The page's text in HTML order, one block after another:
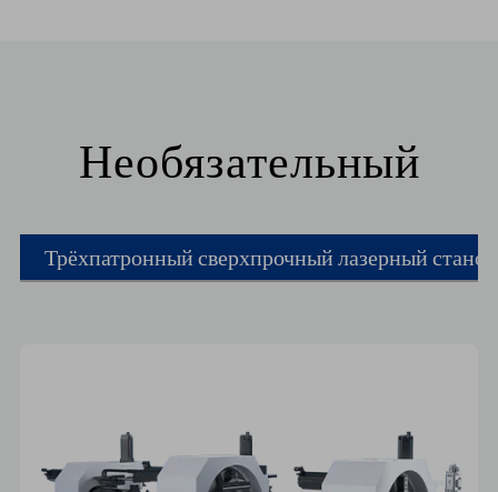
Необязательный
Трёхпатронный сверхпрочный лазерный станок